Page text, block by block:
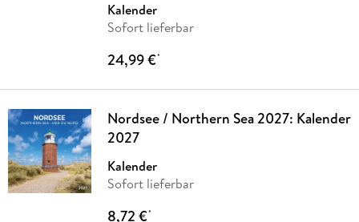
Kalender
Sofort lieferbar
24,99 €*
Nordsee / Northern Sea 2027: Kalender
2027
Kalender
Sofort lieferbar
8,72 €*